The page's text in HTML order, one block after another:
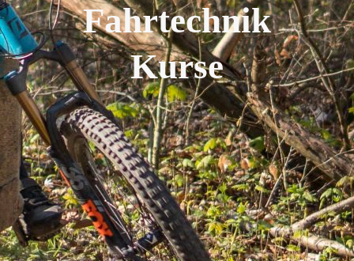
Fahrtechnik
Kurse